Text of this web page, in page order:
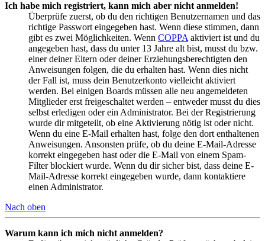
Ich habe mich registriert, kann mich aber nicht anmelden!
Überprüfe zuerst, ob du den richtigen Benutzernamen und das
richtige Passwort eingegeben hast. Wenn diese stimmen, dann
gibt es zwei Möglichkeiten. Wenn COPPA aktiviert ist und du
angegeben hast, dass du unter 13 Jahre alt bist, musst du bzw.
einer deiner Eltern oder deiner Erziehungsberechtigten den
Anweisungen folgen, die du erhalten hast. Wenn dies nicht
der Fall ist, muss dein Benutzerkonto vielleicht aktiviert
werden. Bei einigen Boards müssen alle neu angemeldeten
Mitglieder erst freigeschaltet werden – entweder musst du dies
selbst erledigen oder ein Administrator. Bei der Registrierung
wurde dir mitgeteilt, ob eine Aktivierung nötig ist oder nicht.
Wenn du eine E-Mail erhalten hast, folge den dort enthaltenen
Anweisungen. Ansonsten prüfe, ob du deine E-Mail-Adresse
korrekt eingegeben hast oder die E-Mail von einem Spam-
Filter blockiert wurde. Wenn du dir sicher bist, dass deine E-
Mail-Adresse korrekt eingegeben wurde, dann kontaktiere
einen Administrator.
Nach oben
Warum kann ich mich nicht anmelden?